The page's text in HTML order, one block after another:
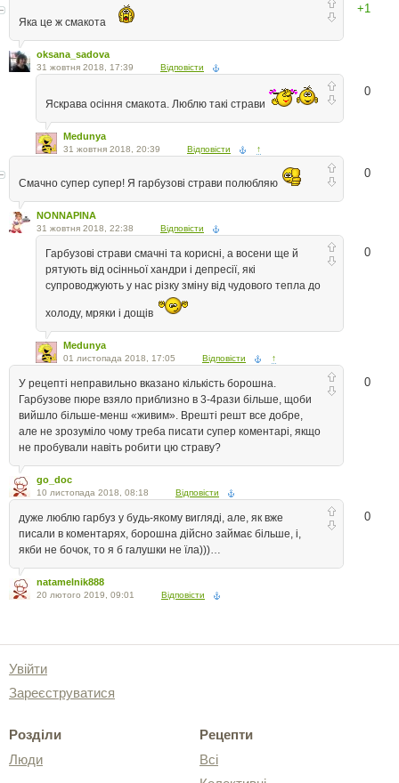
+1
Яка це ж смакота
oksana_sadova
31 жовтня 2018, 17:39 Відповісти
0
Яскрава осіння смакота. Люблю такі страви
Medunya
31 жовтня 2018, 20:39 Відповісти ↑
0
Смачно супер супер! Я гарбузові страви полюбляю
NONNAPINA
31 жовтня 2018, 22:38 Відповісти
0
Гарбузові страви смачні та корисні, а восени ще й
рятують від осінньої хандри і депресії, які
супроводжують у нас різку зміну від чудового тепла до
холоду, мряки і дощів
Medunya
01 листопада 2018, 17:05 Відповісти ↑
0
У рецепті неправильно вказано кількість борошна.
Гарбузове пюре взяло приблизно в 3-4рази більше, щоби
вийшло більше-менш «живим». Врешті решт все добре,
але не зрозуміло чому треба писати супер коментарі, якщо
не пробували навіть робити цю страву?
go_doc
10 листопада 2018, 08:18 Відповісти
0
дуже люблю гарбуз у будь-якому вигляді, але, як вже
писали в коментарях, борошна дійсно займає більше, і,
якби не бочок, то я б галушки не їла)))…
natamelnik888
20 лютого 2019, 09:01 Відповісти
Увійти
Зареєструватися
Розділи
Люди
Рецепти
Всі